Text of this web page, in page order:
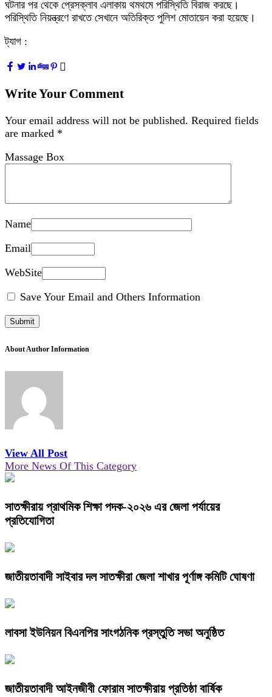
ঘটনার পর থেকে প্রেসক্লাব এলাকায় থমথমে পরিস্থিতি বিরাজ করছে।
পরিস্থিতি নিয়ন্ত্রণে রাখতে সেখানে অতিরিক্ত পুলিশ মোতায়েন করা হয়েছে।
ট্যাগ :
Write Your Comment
Your email address will not be published. Required fields
are marked *
Massage Box
Name
Email
WebSite
Save Your Email and Others Information
About Author Information
View All Post
More News Of This Category
সাতক্ষীরায় প্রাথমিক শিক্ষা পদক-২০২৬ এর জেলা পর্যায়ের
প্রতিযোগিতা
জাতীয়তাবাদী সাইবার দল সাতক্ষীরা জেলা শাখার পূর্ণাঙ্গ কমিটি ঘোষণা
লাবসা ইউনিয়ন বিএনপির সাংগঠনিক প্রস্তুতি সভা অনুষ্ঠিত
জাতীয়তাবাদী আইনজীবী ফোরাম সাতক্ষীরায় প্রতিষ্ঠা বার্ষিক